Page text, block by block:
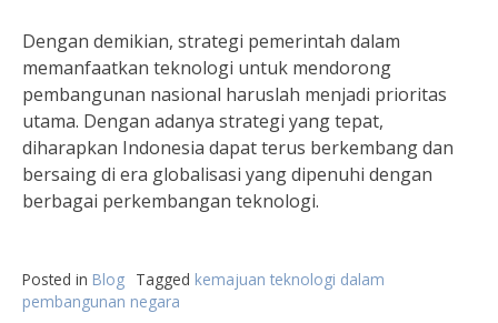
Dengan demikian, strategi pemerintah dalam
memanfaatkan teknologi untuk mendorong
pembangunan nasional haruslah menjadi prioritas
utama. Dengan adanya strategi yang tepat,
diharapkan Indonesia dapat terus berkembang dan
bersaing di era globalisasi yang dipenuhi dengan
berbagai perkembangan teknologi.
Posted in Blog Tagged kemajuan teknologi dalam
pembangunan negara